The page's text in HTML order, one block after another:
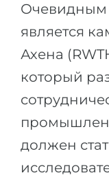
Очевидным
является
Ахена
который
должен